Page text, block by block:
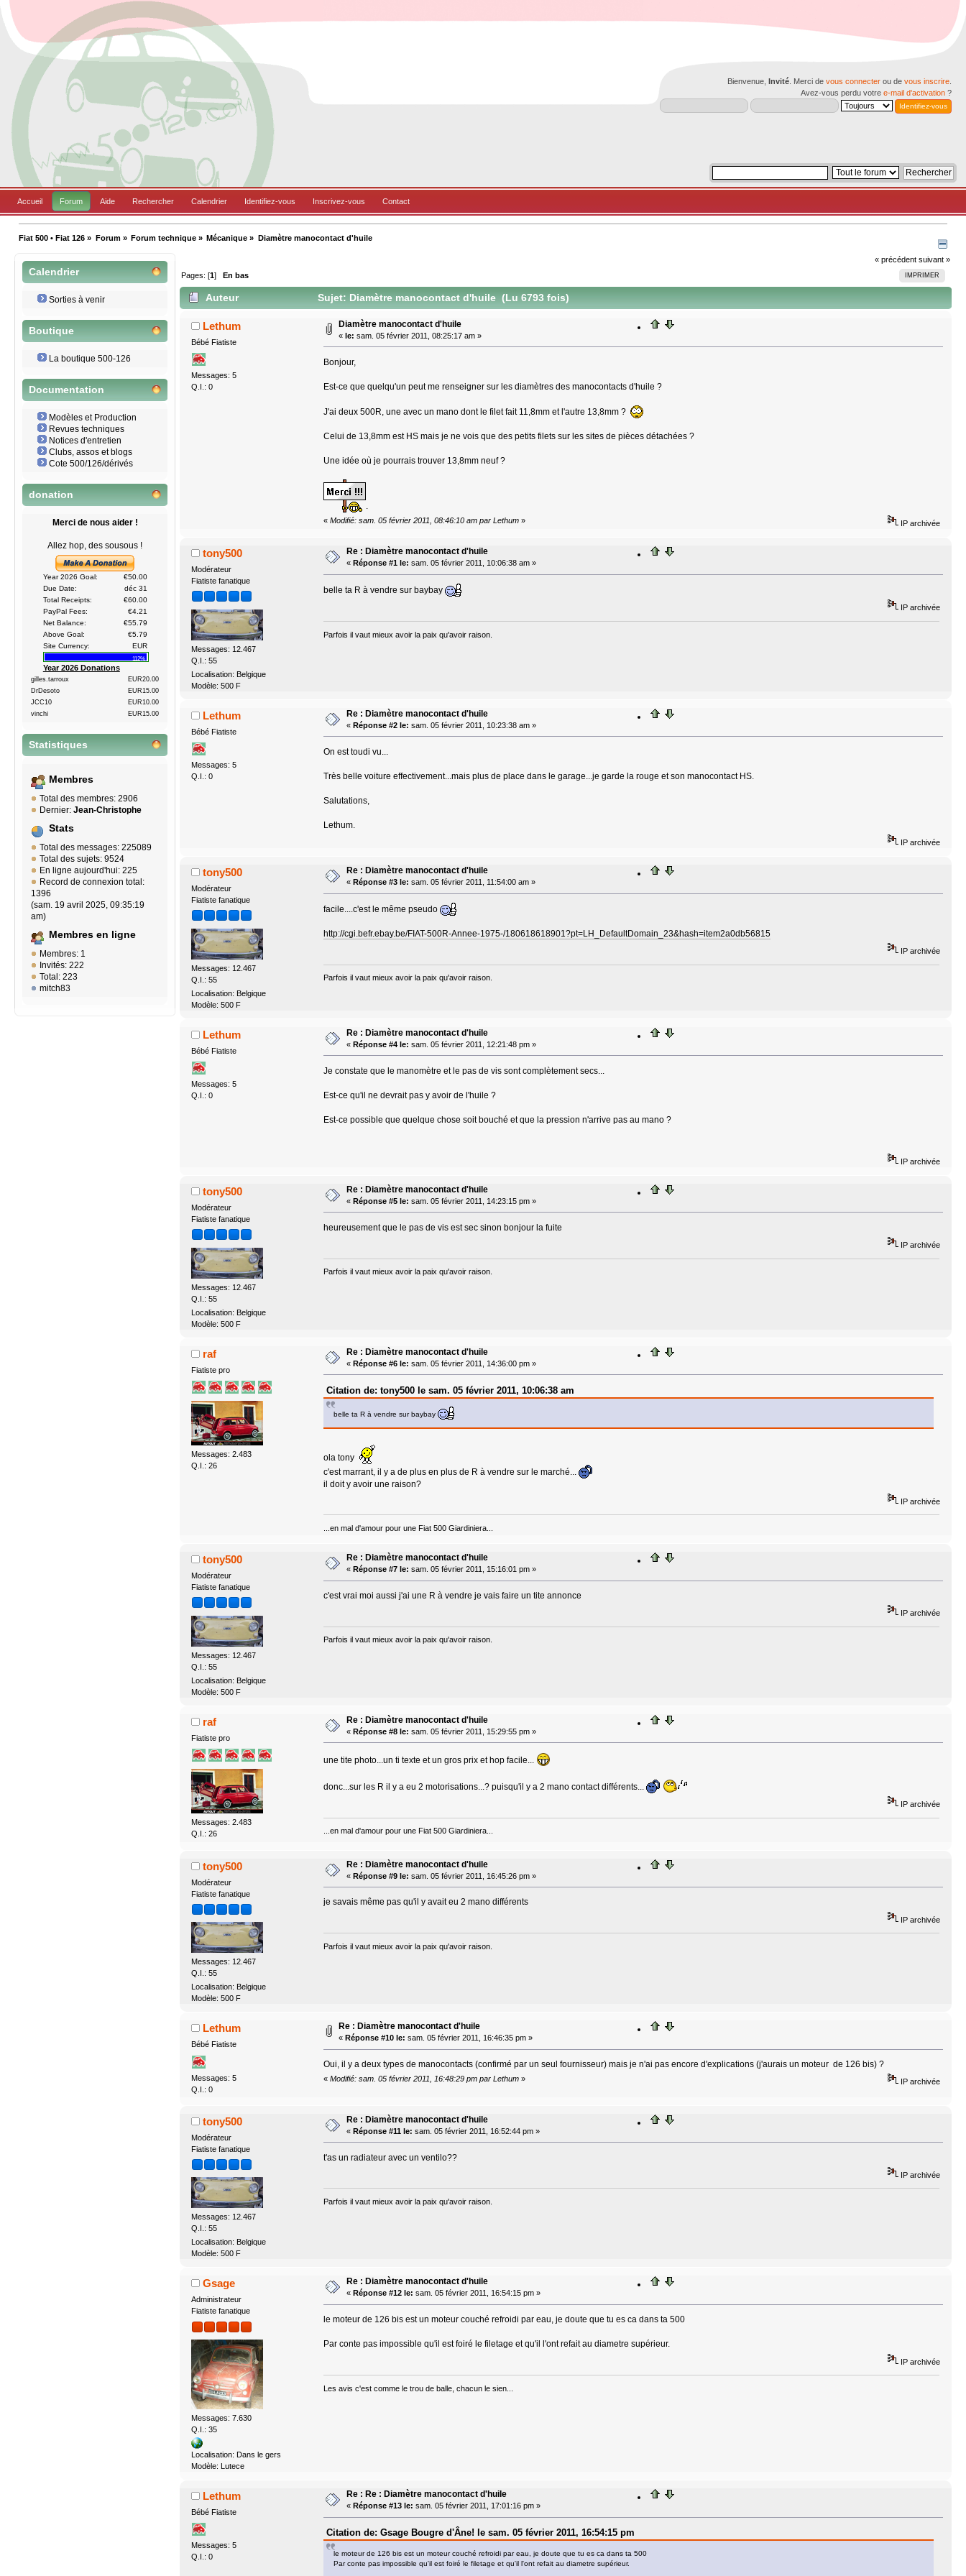
Bienvenue, Invité . Merci de vous connecter ou de vous inscrire
Avez-vous perdu votre e-mail d'activation ?
Accueil Forum Aide Rechercher Calendrier Identifiez-vous Inscrivez-vous Contact
Fiat 500 • Fiat 126 » Forum» Forum technique» Mécanique » Diamètre manocontact d'huile
Calendrier
Sorties à venir
Boutique
La boutique 500-126
Documentation
Modèles et Production
Revues techniques
Notices d'entretien
Clubs, assos et blogs
Cote 500/126/dérivés
donation
Merci de nous aider !
Allez hop, des sousous !
Year 2026 Goal:
€50.00
Due Date:
déc 31
Total Receipts:
€60.00
PayPal Fees:
€4.21
Net Balance:
€55.79
Above Goal:
€5.79
Site Currency:
EUR
112%
Year 2026 Donations
gilles.tarroux
EUR20.00
DrDesoto
EUR15.00
JCC10
EUR10.00
vinchi
EUR15.00
Statistiques
Membres
Total des membres: 2906
Dernier: Jean-Christophe
Stats
Total des messages: 225089
Total des sujets: 9524
En ligne aujourd'hui: 225
Record de connexion total:
1396
(sam. 19 avril 2025, 09:35:19
am)
Membres en ligne
Membres: 1
Invités: 222
Total: 223
mitch83
« précédent suivant »
IMPRIMER
Pages: [1] En bas
Auteur Sujet: Diamètre manocontact d'huile (Lu 6793 fois)
Lethum
Bébé Fiatiste
Messages: 5
Q.I.: 0
Diamètre manocontact d'huile
« le: sam. 05 février 2011, 08:25:17 am »
Bonjour,
Est-ce que quelqu'un peut me renseigner sur les diamètres des manocontacts d'huile ?
J'ai deux 500R, une avec un mano dont le filet fait 11,8mm et l'autre 13,8mm ?
Celui de 13,8mm est HS mais je ne vois que des petits filets sur les sites de pièces détachées ?
Une idée où je pourrais trouver 13,8mm neuf ?
.
« Modifié: sam. 05 février 2011, 08:46:10 am par Lethum» IP archivée
tony500
Modérateur
Fiatiste fanatique
Messages: 12.467
Q.I.: 55
Localisation: Belgique
Modèle: 500 F
Re : Diamètre manocontact d'huile
« Réponse #1 le: sam. 05 février 2011, 10:06:38 am »
belle ta R à vendre sur baybay
IP archivée
Parfois il vaut mieux avoir la paix qu'avoir raison.
Lethum
Bébé Fiatiste
Messages: 5
Q.I.: 0
Re : Diamètre manocontact d'huile
« Réponse #2 le: sam. 05 février 2011, 10:23:38 am »
On est toudi vu...
Très belle voiture effectivement...mais plus de place dans le garage...je garde la rouge et son manocontact HS.
Salutations,
Lethum.
IP archivée
tony500
Modérateur
Fiatiste fanatique
Messages: 12.467
Q.I.: 55
Localisation: Belgique
Modèle: 500 F
Re : Diamètre manocontact d'huile
« Réponse #3 le: sam. 05 février 2011, 11:54:00 am »
facile....c'est le même pseudo
http://cgi.befr.ebay.be/FIAT-500R-Annee-1975-/180618618901?pt=LH_DefaultDomain_23&hash=item2a0db56815
IP archivée
Parfois il vaut mieux avoir la paix qu'avoir raison.
Lethum
Bébé Fiatiste
Messages: 5
Q.I.: 0
Re : Diamètre manocontact d'huile
« Réponse #4 le: sam. 05 février 2011, 12:21:48 pm »
Je constate que le manomètre et le pas de vis sont complètement secs...
Est-ce qu'il ne devrait pas y avoir de l'huile ?
Est-ce possible que quelque chose soit bouché et que la pression n'arrive pas au mano ?
IP archivée
tony500
Modérateur
Fiatiste fanatique
Messages: 12.467
Q.I.: 55
Localisation: Belgique
Modèle: 500 F
Re : Diamètre manocontact d'huile
« Réponse #5 le: sam. 05 février 2011, 14:23:15 pm »
heureusement que le pas de vis est sec sinon bonjour la fuite
IP archivée
Parfois il vaut mieux avoir la paix qu'avoir raison.
raf
Fiatiste pro
Messages: 2.483
Q.I.: 26
Re : Diamètre manocontact d'huile
« Réponse #6 le: sam. 05 février 2011, 14:36:00 pm »
Citation de: tony500 le sam. 05 février 2011, 10:06:38 am
belle ta R à vendre sur baybay
ola tony
c'est marrant, il y a de plus en plus de R à vendre sur le marché...
il doit y avoir une raison?
IP archivée
...en mal d'amour pour une Fiat 500 Giardiniera...
tony500
Modérateur
Fiatiste fanatique
Messages: 12.467
Q.I.: 55
Localisation: Belgique
Modèle: 500 F
Re : Diamètre manocontact d'huile
« Réponse #7 le: sam. 05 février 2011, 15:16:01 pm »
c'est vrai moi aussi j'ai une R à vendre je vais faire un tite annonce
IP archivée
Parfois il vaut mieux avoir la paix qu'avoir raison.
raf
Fiatiste pro
Messages: 2.483
Q.I.: 26
Re : Diamètre manocontact d'huile
« Réponse #8 le: sam. 05 février 2011, 15:29:55 pm »
une tite photo...un ti texte et un gros prix et hop facile...
donc...sur les R il y a eu 2 motorisations...? puisqu'il y a 2 mano contact différents...
IP archivée
...en mal d'amour pour une Fiat 500 Giardiniera...
tony500
Modérateur
Fiatiste fanatique
Messages: 12.467
Q.I.: 55
Localisation: Belgique
Modèle: 500 F
Re : Diamètre manocontact d'huile
« Réponse #9 le: sam. 05 février 2011, 16:45:26 pm »
je savais même pas qu'il y avait eu 2 mano différents
IP archivée
Parfois il vaut mieux avoir la paix qu'avoir raison.
Lethum
Bébé Fiatiste
Messages: 5
Q.I.: 0
Re : Diamètre manocontact d'huile
« Réponse #10 le: sam. 05 février 2011, 16:46:35 pm »
Oui, il y a deux types de manocontacts (confirmé par un seul fournisseur) mais je n'ai pas encore d'explications (j'aurais un moteur de 126 bis) ?
« Modifié: sam. 05 février 2011, 16:48:29 pm par Lethum» IP archivée
tony500
Modérateur
Fiatiste fanatique
Messages: 12.467
Q.I.: 55
Localisation: Belgique
Modèle: 500 F
Re : Diamètre manocontact d'huile
« Réponse #11 le: sam. 05 février 2011, 16:52:44 pm »
t'as un radiateur avec un ventilo??
IP archivée
Parfois il vaut mieux avoir la paix qu'avoir raison.
Gsage
Administrateur
Fiatiste fanatique
Messages: 7.630
Q.I.: 35
Localisation: Dans le gers
Modèle: Lutece
Re : Diamètre manocontact d'huile
« Réponse #12 le: sam. 05 février 2011, 16:54:15 pm »
le moteur de 126 bis est un moteur couché refroidi par eau, je doute que tu es ca dans ta 500
Par conte pas impossible qu'il est foiré le filetage et qu'il l'ont refait au diametre supérieur.
IP archivée
Les avis c'est comme le trou de balle, chacun le sien...
Lethum
Bébé Fiatiste
Messages: 5
Q.I.: 0
Re : Re : Diamètre manocontact d'huile
« Réponse #13 le: sam. 05 février 2011, 17:01:16 pm »
Citation de: Gsage Bougre d'Âne! le sam. 05 février 2011, 16:54:15 pm
le moteur de 126 bis est un moteur couché refroidi par eau, je doute que tu es ca dans ta 500
Par conte pas impossible qu'il est foiré le filetage et qu'il l'ont refait au diametre supérieur.